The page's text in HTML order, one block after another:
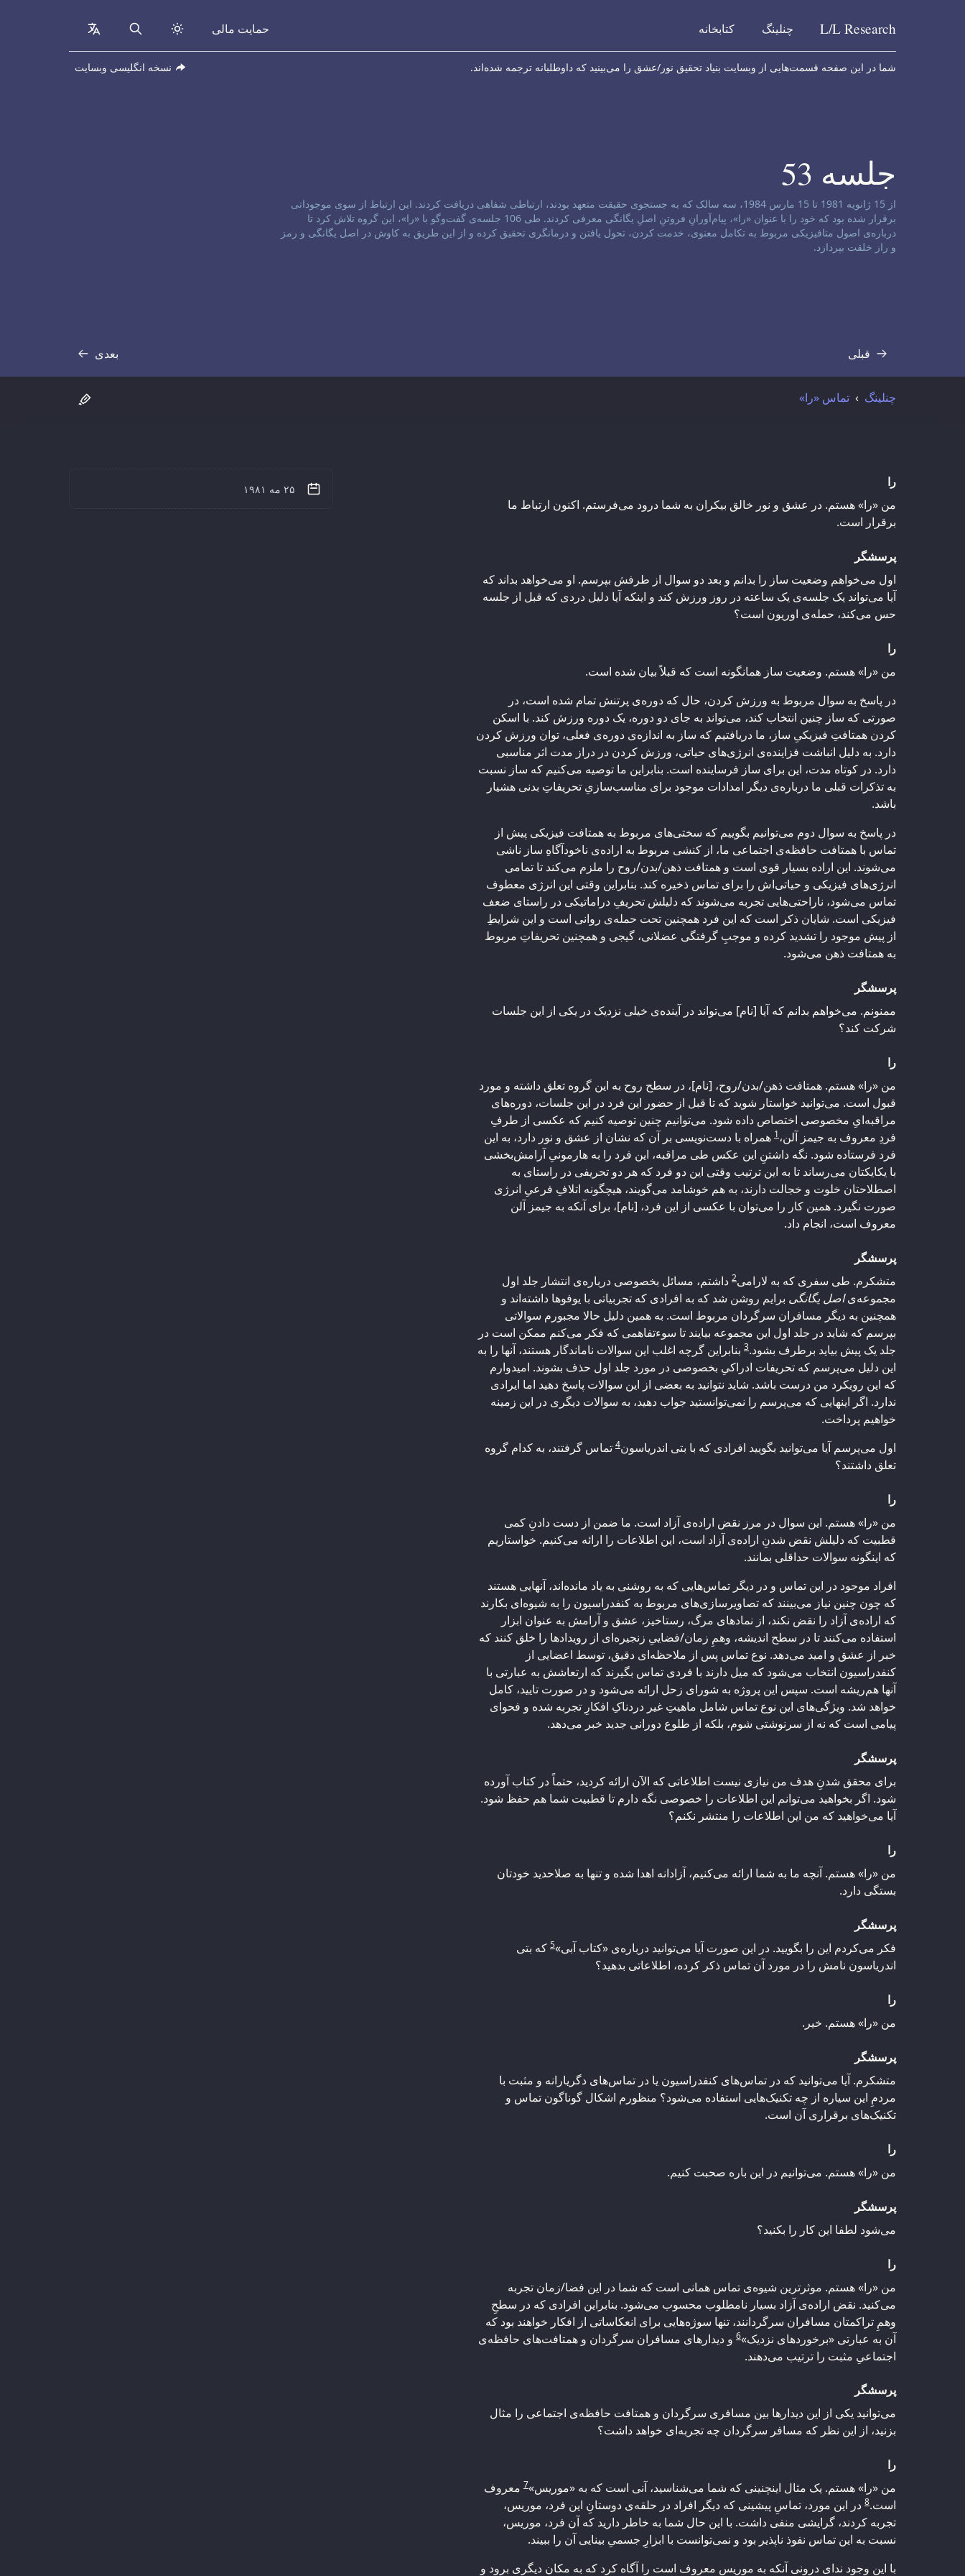
Skip to content
L/L Research چنلینگ کتابخانه حمایت مالی Search
collapsed
شما در این صفحه قسمت‌هایی از وبسایت بنیاد تحقیق نور/عشق را می‌بینید که داوطلبانه ترجمه شده‌اند. نسخه انگلیسی وبسایت
جلسه 53
سلب مسئولیت کانال:
از 15 ژانویه 1981 تا 15 مارس 1984، سه سالک که به جستجوی حقیقت متعهد بودند، ارتباطی شفاهی دریافت کردند. این ارتباط از سوی موجوداتی
برقرار شده بود که خود را با عنوان «را»، پیام‌آورانِ فروتنِ اصلِ یگانگی معرفی کردند. طی 106 جلسه‌ی گفت‌و‌گو با «را»، این گروه تلاش کرد تا
درباره‌ی اصول متافیزیکی مربوط به تکامل معنوی، خدمت کردن، تحول یافتن و درمانگری تحقیق کرده و از این طریق به کاوش در اصل یگانگی و رمز
و راز خلقت بپردازد.
قبلی
رونوشت بعدی
رونوشت
چنلینگ تماس «را»
را
من «را» هستم. در عشق و نور خالق بیکران به شما درود می‌فرستم. اکنون ارتباط ما
برقرار است.
پرسشگر
اول می‌خواهم وضعیت ساز را بدانم و بعد دو سوال از طرفش بپرسم. او می‌خواهد بداند که
آیا می‌تواند یک جلسه‌ی یک ساعته در روز ورزش کند و اینکه آیا دلیل دردی که قبل از جلسه
حس می‌کند، حمله‌ی اوریون است؟
را
من «را» هستم. وضعیت ساز همانگونه است که قبلاً بیان شده است.
در پاسخ به سوال مربوط به ورزش کردن، حال که دوره‌ی پرتنش تمام شده است، در
صورتی که ساز چنین انتخاب کند، می‌تواند به جای دو دوره، یک دوره ورزش کند. با اسکن
کردن همتافتِ فیزیکیِ ساز، ما دریافتیم که ساز به اندازه‌ی دوره‌ی فعلی، توان ورزش کردن
دارد. به دلیل انباشت فزاینده‌ی انرژی‌های حیاتی، ورزش کردن در دراز مدت اثر مناسبی
دارد. در کوتاه مدت، این برای ساز فرساینده است. بنابراین ما توصیه می‌کنیم که ساز نسبت
به تذکرات قبلی ما درباره‌ی دیگر امدادات موجود برای مناسب‌سازیِ تحریفاتِ بدنی هشیار
باشد.
در پاسخ به سوال دوم می‌توانیم بگوییم که سختی‌های مربوط به همتافت فیزیکی پیش از
تماس با همتافت حافظه‌ی اجتماعی ما، از کنشی مربوط به اراده‌ی ناخودآگاهِ ساز ناشی
می‌شوند. این اراده بسیار قوی است و همتافت ذهن/بدن/روح را ملزم می‌کند تا تمامی
انرژی‌های فیزیکی و حیاتی‌اش را برای تماس ذخیره کند. بنابراین وقتی این انرژی معطوف
تماس می‌شود، ناراحتی‌هایی تجربه می‌شوند که دلیلش تحریفِ دراماتیکی در راستای ضعف
فیزیکی است. شایان ذکر است که این فرد همچنین تحت حمله‌ی روانی است و این شرایطِ
از پیش موجود را تشدید کرده و موجبِ گرفتگی عضلانی، گیجی و همچنین تحریفاتِ مربوط
به همتافت ذهن می‌شود.
پرسشگر
ممنونم. می‌خواهم بدانم که آیا [نام] می‌تواند در آینده‌ی خیلی نزدیک در یکی از این جلسات
شرکت کند؟
را
من «را» هستم. همتافت ذهن/بدن/روح، [نام]، در سطح روح به این گروه تعلق داشته و مورد
قبول است. می‌توانید خواستار شوید که تا قبل از حضور این فرد در این جلسات، دوره‌های
مراقبه‌ایِ مخصوصی اختصاص داده شود. می‌توانیم چنین توصیه کنیم که عکسی از طرفِ
فردِ معروف به جیمز آلن،1 همراه با دست‌نویسی بر آن که نشان از عشق و نور دارد، به این
فرد فرستاده شود. نگه داشتنِ این عکس طی مراقبه، این فرد را به هارمونیِ آرامش‌بخشی
با یکایکتان می‌رساند تا به این ترتیب وقتی این دو فرد که هر دو تحریفی در راستای به
اصطلاحتان خلوت و خجالت دارند، به هم خوشامد می‌گویند، هیچگونه اتلافِ فرعیِ انرژی
صورت نگیرد. همین کار را می‌توان با عکسی از این فرد، [نام]، برای آنکه به جیمز آلن
معروف است، انجام داد.
پرسشگر
متشکرم. طی سفری که به لارامی2 داشتم، مسائل بخصوصی درباره‌ی انتشار جلد اول
مجموعه‌یاصل یگانگی برایم روشن شد که به افرادی که تجربیاتی با یوفوها داشته‌اند و
همچنین به دیگر مسافران سرگردان مربوط است. به همین دلیل حالا مجبورم سوالاتی
بپرسم که شاید در جلد اول این مجموعه بیایند تا سوءتفاهمی که فکر می‌کنم ممکن است در
جلد یک پیش بیاید برطرف بشود.3 بنابراین گرچه اغلب این سوالات ناماندگار هستند، آنها را به
این دلیل می‌پرسم که تحریفات ادراکیِ بخصوصی در مورد جلد اول حذف بشوند. امیدوارم
که این رویکرد من درست باشد. شاید نتوانید به بعضی از این سوالات پاسخ دهید اما ایرادی
ندارد. اگر اینهایی که می‌پرسم را نمی‌توانستید جواب دهید، به سوالات دیگری در این زمینه
خواهیم پرداخت.
اول می‌پرسم آیا می‌توانید بگویید افرادی که با بتی اندریاسون4 تماس گرفتند، به کدام گروه
تعلق داشتند؟
را
من «را» هستم. این سوال در مرز نقض اراده‌ی آزاد است. ما ضمن از دست دادنِ کمی
قطبیت که دلیلش نقض شدنِ اراده‌ی آزاد است، این اطلاعات را ارائه می‌کنیم. خواستاریم
که اینگونه سوالات حداقلی بمانند.
افراد موجود در این تماس و در دیگر تماس‌هایی که به روشنی به یاد مانده‌اند، آنهایی هستند
که چون چنین نیاز می‌بینند که تصاویرسازی‌های مربوط به کنفدراسیون را به شیوه‌ای بکارند
که اراده‌ی آزاد را نقض نکند، از نمادهای مرگ، رستاخیز، عشق و آرامش به عنوان ابزار
استفاده می‌کنند تا در سطح اندیشه، وهمِ زمان/فضاییِ زنجیره‌ای از رویدادها را خلق کنند که
خبر از عشق و امید می‌دهد. نوع تماس پس از ملاحظه‌ای دقیق، توسط اعضایی از
کنفدراسیون انتخاب می‌شود که میل دارند با فردی تماس بگیرند که ارتعاشش به عبارتی با
آنها هم‌ریشه است. سپس این پروژه به شورای زحل ارائه می‌شود و در صورت تایید، کامل
خواهد شد. ویژگی‌های این نوع تماس شامل ماهیتِ غیر دردناکِ افکارِ تجربه شده و فحوای
پیامی است که نه از سرنوشتی شوم، بلکه از طلوع دورانی جدید خبر می‌دهد.
پرسشگر
برای محقق شدنِ هدف من نیازی نیست اطلاعاتی که الآن ارائه کردید، حتماً در کتاب آورده
شود. اگر بخواهید می‌توانم این اطلاعات را خصوصی نگه دارم تا قطبیت شما هم حفظ شود.
آیا می‌خواهید که من این اطلاعات را منتشر نکنم؟
را
من «را» هستم. آنچه ما به شما ارائه می‌کنیم، آزادانه اهدا شده و تنها به صلاحدید خودتان
بستگی دارد.
پرسشگر
فکر می‌کردم این را بگویید. در این صورت آیا می‌توانید درباره‌ی «کتاب آبی»5 که بتی
اندریاسون نامش را در مورد آن تماس ذکر کرده، اطلاعاتی بدهید؟
را
من «را» هستم. خیر.
پرسشگر
متشکرم. آیا می‌توانید که در تماس‌های کنفدراسیون یا در تماس‌های دگریارانه و مثبت با
مردمِ این سیاره از چه تکنیک‌هایی استفاده می‌شود؟ منظورم اشکال گوناگون تماس و
تکنیک‌های برقراری آن است.
را
من «را» هستم. می‌توانیم در این باره صحبت کنیم.
پرسشگر
می‌شود لطفا این کار را بکنید؟
را
من «را» هستم. موثرترین شیوه‌ی تماس همانی است که شما در این فضا/زمان تجربه
می‌کنید. نقض اراده‌ی آزاد بسیار نامطلوب محسوب می‌شود. بنابراین افرادی که در سطحِ
وهمِ تراکمتان مسافران سرگردانند، تنها سوژه‌هایی برای انعکاساتی از افکار خواهند بود که
آن به عبارتی «برخوردهای نزدیک»6 و دیدارهای مسافران سرگردان و همتافت‌های حافظه‌ی
اجتماعیِ مثبت را ترتیب می‌دهند.
پرسشگر
می‌توانید یکی از این دیدارها بین مسافری سرگردان و همتافت حافظه‌ی اجتماعی را مثال
بزنید، از این نظر که مسافر سرگردان چه تجربه‌ای خواهد داشت؟
را
من «را» هستم. یک مثال اینچنینی که شما می‌شناسید، آنی است که به «موریس»7 معروف
است.8 در این مورد، تماسِ پیشینی که دیگر افراد در حلقه‌ی دوستانِ این فرد، موریس،
تجربه کردند، گرایشی منفی داشت. با این حال شما به خاطر دارید که آن فرد، موریس،
نسبت به این تماس نفوذ ناپذیر بود و نمی‌توانست با ابزارِ جسمیِ بینایی آن را ببیند.
با این وجود ندای درونی آنکه به موریس معروف است را آگاه کرد که به مکان دیگری برود و
۲۵ مه ۱۹۸۱